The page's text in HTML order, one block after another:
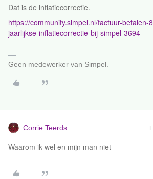
Dat is de inflatiecorrectie.
https://community.simpel.nl/factuur-betalen-
jaarlijkse-inflatiecorrectie-bij-simpel-3694
Geen medewerker van Simpel.
Corrie Teerds
Waarom ik wel en mijn man niet